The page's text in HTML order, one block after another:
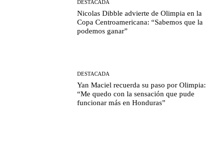
DESTACADA
Nicolas Dibble advierte de Olimpia en la
Copa Centroamericana: “Sabemos que la
podemos ganar”
DESTACADA
Yan Maciel recuerda su paso por Olimpia:
“Me quedo con la sensación que pude
funcionar más en Honduras”